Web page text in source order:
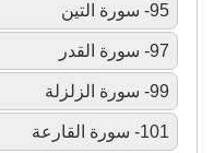
95- سورة التين
97- سورة القدر
99- سورة الزلزلة
101- سورة القارعة